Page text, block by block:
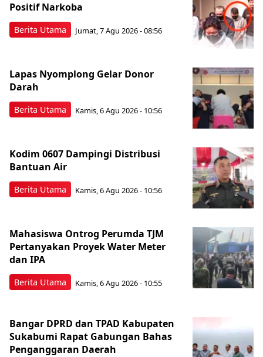
Berita Utama
Positif Narkoba
Jumat, 7 Agu 2026 - 08:56
Berita Utama
Lapas Nyomplong Gelar Donor
Darah
Kamis, 6 Agu 2026 - 10:56
Berita Utama
Kodim 0607 Dampingi Distribusi
Bantuan Air
Kamis, 6 Agu 2026 - 10:56
Berita Utama
Mahasiswa Ontrog Perumda TJM
Pertanyakan Proyek Water Meter
dan IPA
Kamis, 6 Agu 2026 - 10:55
Bangar DPRD dan TPAD Kabupaten
Sukabumi Rapat Gabungan Bahas
Penganggaran Daerah